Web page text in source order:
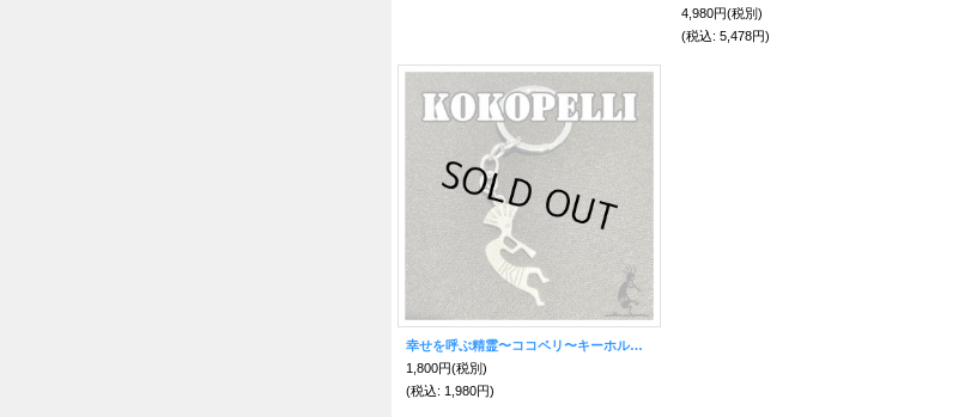
4,980円(税別)
(税込: 5,478円)
幸せを呼ぶ精霊〜ココペリ〜キーホルダー
1,800円(税別)
(税込: 1,980円)